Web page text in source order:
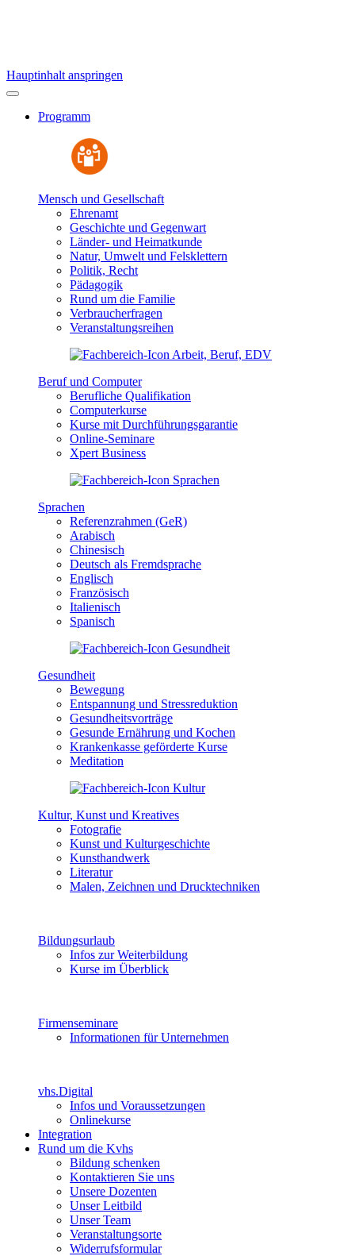
Hauptinhalt anspringen
Programm
Mensch und Gesellschaft
Ehrenamt
Geschichte und Gegenwart
Länder- und Heimatkunde
Natur, Umwelt und Felsklettern
Politik, Recht
Pädagogik
Rund um die Familie
Verbraucherfragen
Veranstaltungsreihen
Beruf und Computer
Berufliche Qualifikation
Computerkurse
Kurse mit Durchführungsgarantie
Online-Seminare
Xpert Business
Sprachen
Referenzrahmen (GeR)
Arabisch
Chinesisch
Deutsch als Fremdsprache
Englisch
Französisch
Italienisch
Spanisch
Gesundheit
Bewegung
Entspannung und Stressreduktion
Gesundheitsvorträge
Gesunde Ernährung und Kochen
Krankenkasse geförderte Kurse
Meditation
Kultur, Kunst und Kreatives
Fotografie
Kunst und Kulturgeschichte
Kunsthandwerk
Literatur
Malen, Zeichnen und Drucktechniken
Bildungsurlaub
Infos zur Weiterbildung
Kurse im Überblick
Firmenseminare
Informationen für Unternehmen
vhs.Digital
Infos und Voraussetzungen
Onlinekurse
Integration
Rund um die Kvhs
Bildung schenken
Kontaktieren Sie uns
Unsere Dozenten
Unser Leitbild
Unser Team
Veranstaltungsorte
Widerrufsformular